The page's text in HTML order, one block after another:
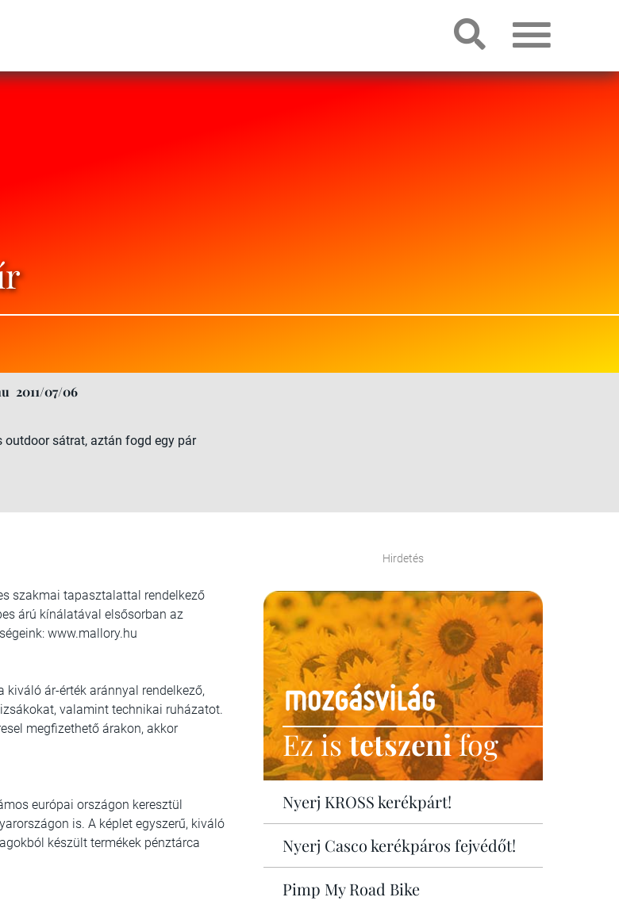
2011/07/06
outdoor sátrat, aztán fogd egy pár
szakmai tapasztalattal rendelkező
árú kínálatával elsősorban az
www.mallory.hu
ár-érték aránnyal rendelkező,
valamint technikai ruházatot.
megfizethető árakon, akkor
európai országon keresztül
is. A képlet egyszerű, kiváló
készült termékek pénztárca
Hirdetés
Ez istetszenifog
Nyerj KROSS kerékpárt!
Nyerj Casco kerékpáros fejvédőt!
Pimp My Road Bike